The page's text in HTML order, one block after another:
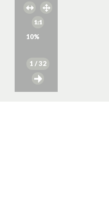
10%
1 / 32